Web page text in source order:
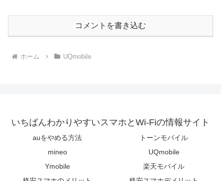
コメントを書き込む
ホーム UQmobile
いちばんわかりやすいスマホとWi-Fiの情報サイト
auをやめる方法
トーンモバイル
mineo
UQmobile
Ymobile
楽天モバイル